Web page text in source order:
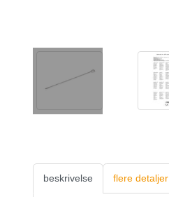
beskrivelse flere detaljer